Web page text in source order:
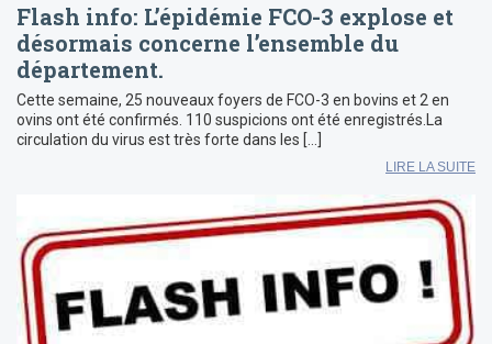
Flash info: L’épidémie FCO-3 explose et
désormais concerne l’ensemble du
département.
Cette semaine, 25 nouveaux foyers de FCO-3 en bovins et 2 en
ovins ont été confirmés. 110 suspicions ont été enregistrés.La
circulation du virus est très forte dans les […]
LIRE LA SUITE